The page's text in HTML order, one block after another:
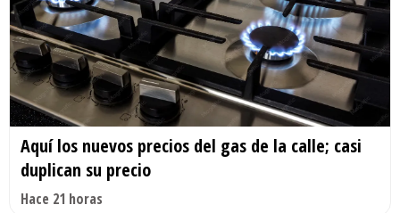
Aquí los nuevos precios del gas de la calle; casi
duplican su precio
Hace 21 horas